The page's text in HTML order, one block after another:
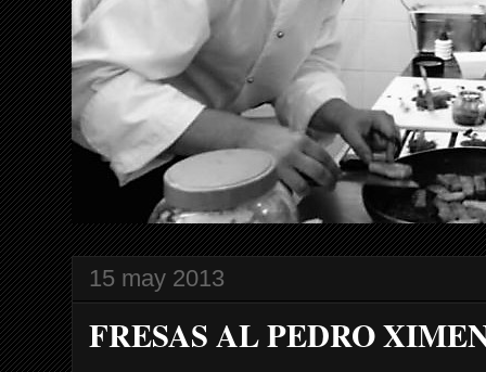
15 may 2013
FRESAS AL PEDRO